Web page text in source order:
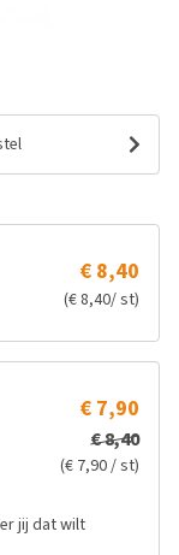
€ 8,40
(€ 8,40/ st)
€ 7,90
€ 8,40
(€ 7,90 / st)
jij dat wilt